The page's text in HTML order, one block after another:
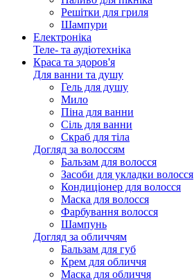
Решітки для гриля
Шампури
Електроніка
Теле- та аудіотехніка
Краса та здоров'я
Для ванни та душу
Гель для душу
Мило
Піна для ванни
Сіль для ванни
Скраб для тіла
Догляд за волоссям
Бальзам для волосся
Засоби для укладки волосся
Кондиціонер для волосся
Маска для волосся
Фарбування волосся
Шампунь
Догляд за обличчям
Бальзам для губ
Крем для обличчя
Маска для обличчя